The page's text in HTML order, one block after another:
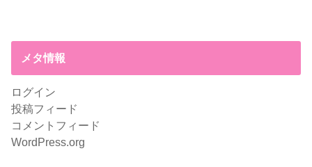
メタ情報
ログイン
投稿フィード
コメントフィード
WordPress.org